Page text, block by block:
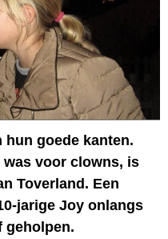
goede kanten.
was voor clowns, is
Toverland. Een
jarige Joy onlangs
geholpen.